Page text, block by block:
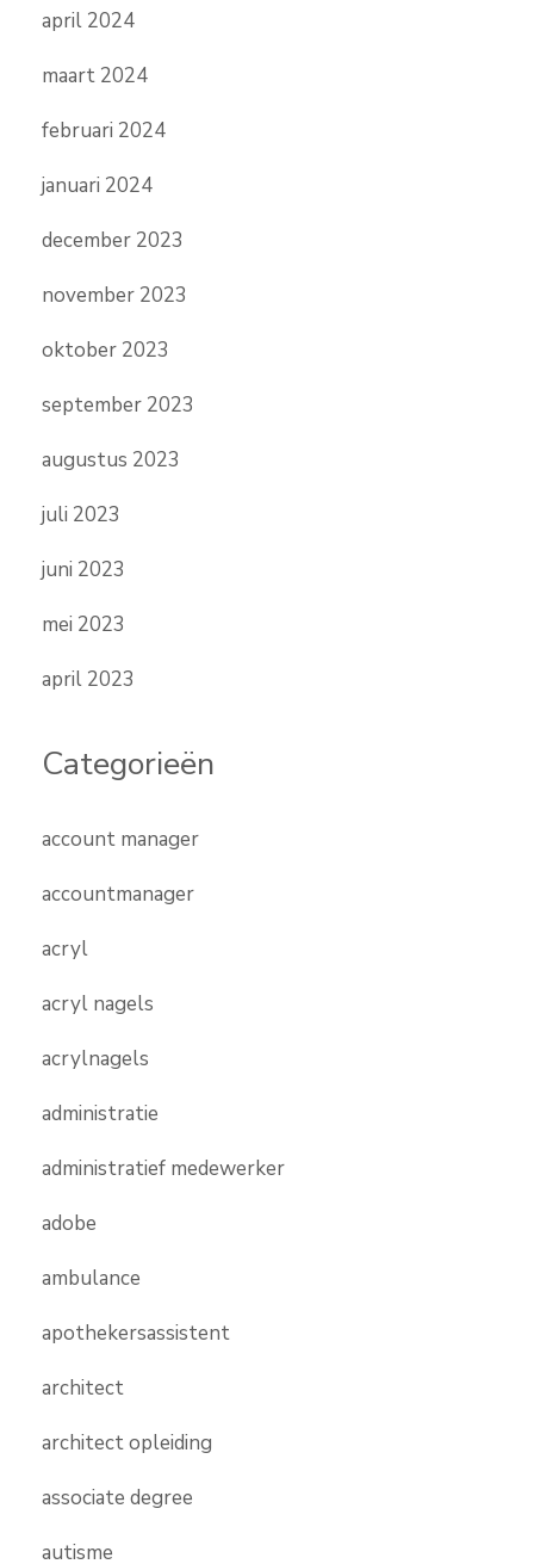
april 2024
maart 2024
februari 2024
januari 2024
december 2023
november 2023
oktober 2023
september 2023
augustus 2023
juli 2023
juni 2023
mei 2023
april 2023
Categorieën
account manager
accountmanager
acryl
acryl nagels
acrylnagels
administratie
administratief medewerker
adobe
ambulance
apothekersassistent
architect
architect opleiding
associate degree
autisme